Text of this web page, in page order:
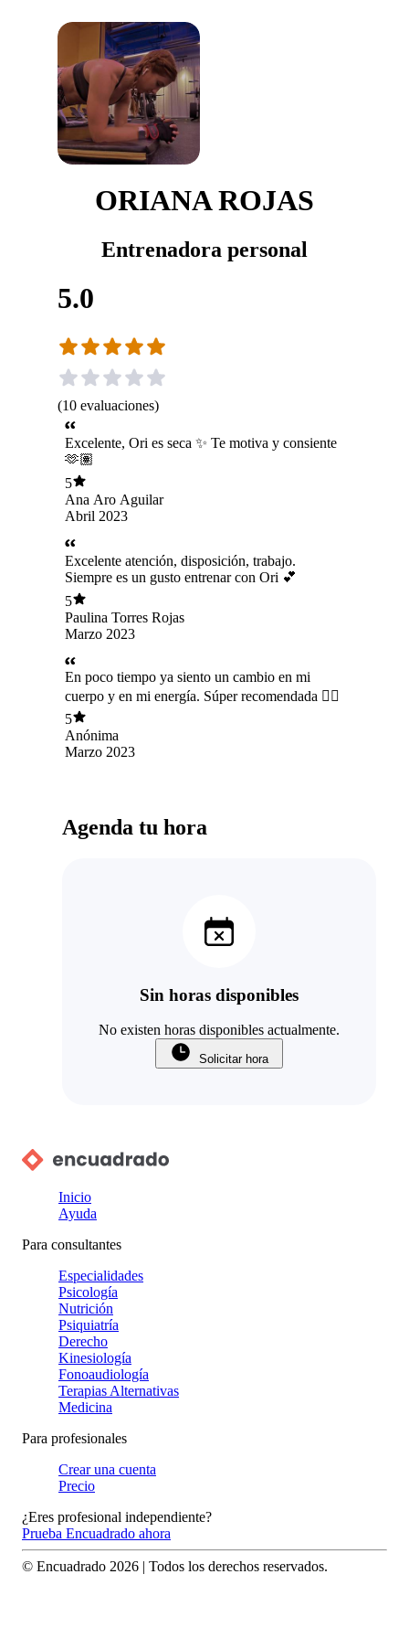
ORIANA ROJAS
Entrenadora personal
5.0
(10 evaluaciones)
Excelente, Ori es seca ✨ Te motiva y consiente
🫶🏽
5
Ana Aro Aguilar
Abril 2023
Excelente atención, disposición, trabajo.
Siempre es un gusto entrenar con Ori 💕
5
Paulina Torres Rojas
Marzo 2023
En poco tiempo ya siento un cambio en mi
cuerpo y en mi energía. Súper recomendada 👌🏻
5
Anónima
Marzo 2023
Agenda tu hora
Sin horas disponibles
No existen horas disponibles actualmente.
Solicitar hora
Inicio
Ayuda
Para consultantes
Especialidades
Psicología
Nutrición
Psiquiatría
Derecho
Kinesiología
Fonoaudiología
Terapias Alternativas
Medicina
Para profesionales
Crear una cuenta
Precio
¿Eres profesional independiente?
Prueba Encuadrado ahora
© Encuadrado 2026 | Todos los derechos reservados.